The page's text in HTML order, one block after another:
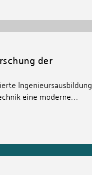
der
Ingenieursausbildung
eine moderne…